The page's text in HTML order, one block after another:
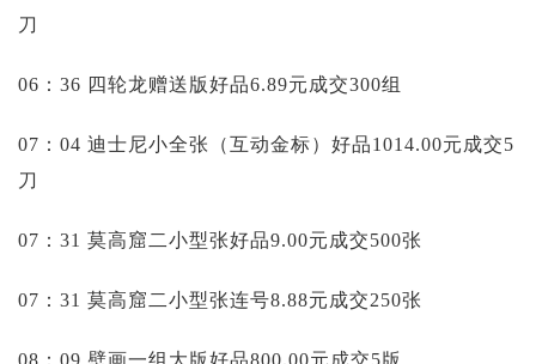
刀
06：36 四轮龙赠送版好品6.89元成交300组
07：04 迪士尼小全张（互动金标）好品1014.00元成交5
刀
07：31 莫高窟二小型张好品9.00元成交500张
07：31 莫高窟二小型张连号8.88元成交250张
08：09 壁画一组大版好品800.00元成交5版